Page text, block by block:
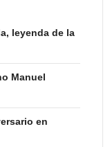
leyenda de la
Manuel
en